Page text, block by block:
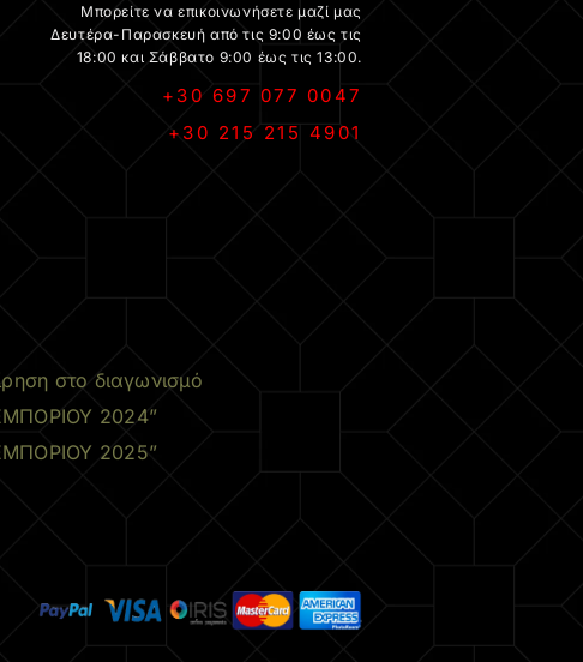
Μπορείτε να επικοινωνήσετε μαζί μας
Δευτέρα-Παρασκευή από τις 9:00 έως τις
18:00 και Σάββατο 9:00 έως τις 13:00.
+30 697 077 0047
+30 215 215 4901
στο διαγωνισμό
2024”
2025”